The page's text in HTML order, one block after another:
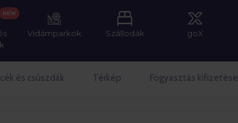
NEW
Vidámparkok Szállodák goX
és csúszdák Térkép Fogyasztás kifizetése